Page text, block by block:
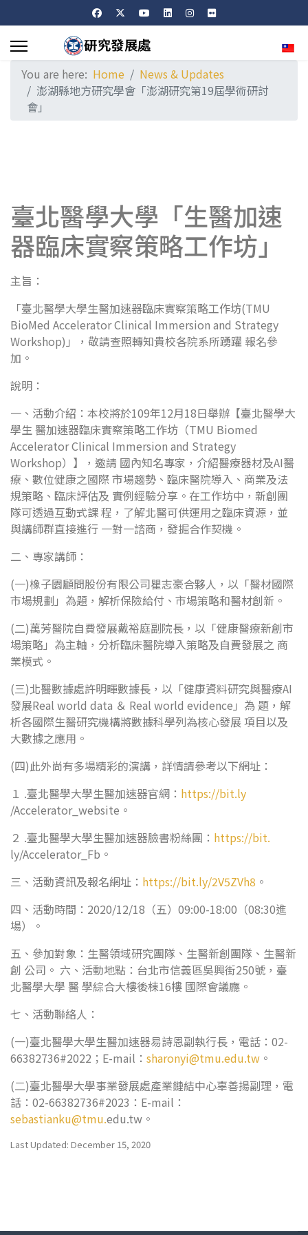
You are here: Home
News & Updates
澎湖縣地方研究學會「澎湖研究第19屆學術研討
會」
臺北醫學大學「生醫加速
器臨床實察策略工作坊」
主旨：
「臺北醫學大學生醫加速器臨床實察策略工作坊(TMU
BioMed Accelerator Clinical Immersion and Strategy
Workshop)」，敬請查照轉知貴校各院系所踴躍 報名參
加。
說明：
一、活動介紹：本校將於109年12月18日舉辦【臺北醫學大
學生 醫加速器臨床實察策略工作坊（TMU Biomed
Accelerator Clinical Immersion and Strategy
Workshop）】，邀請 國內知名專家，介紹醫療器材及AI醫
療、數位健康之國際 市場趨勢、臨床醫院導入、商業及法
規策略、臨床評估及 實例經驗分享。在工作坊中，新創團
隊可透過互動式課 程，了解北醫可供運用之臨床資源，並
與講師群直接進行 一對一諮商，發掘合作契機。
二、專家講師：
(一)橡子園顧問股份有限公司瞿志豪合夥人，以「醫材國際
市場規劃」為題，解析保險給付、市場策略和醫材創新。
(二)萬芳醫院自費發展戴裕庭副院長，以「健康醫療新創市
場策略」為主軸，分析臨床醫院導入策略及自費發展之 商
業模式。
(三)北醫數據處許明暉數據長，以「健康資料研究與醫療AI
發展Real world data ＆ Real world evidence」為 題，解
析各國際生醫研究機構將數據科學列為核心發展 項目以及
大數據之應用。
(四)此外尚有多場精彩的演講，詳情請參考以下網址：
１ .臺北醫學大學生醫加速器官網： https://bit.ly
/Accelerator_website。
２ .臺北醫學大學生醫加速器臉書粉絲團： https://bit.
ly/Accelerator_Fb。
三、活動資訊及報名網址： https://bit.ly/2V5ZVh8 。
四、活動時間：2020/12/18（五）09:00-18:00（08:30進
場）。
五、參加對象：生醫領域研究團隊、生醫新創團隊、生醫新
創 公司。 六、活動地點：台北市信義區吳興街250號，臺
北醫學大學 醫 學綜合大樓後棟16樓 國際會議廳。
七、活動聯絡人：
(一)臺北醫學大學生醫加速器易詩恩副執行長，電話：02-
66382736#2022；E-mail： sharonyi@tmu.edu.tw 。
(二)臺北醫學大學事業發展處產業鏈結中心辜善揚副理，電
話：02-66382736#2023：E-mail：
sebastianku@tmu.edu.tw。
Last Updated: December 15, 2020